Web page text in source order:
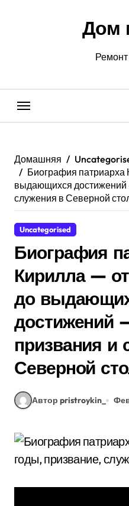
Дом
Ремонт
Домашняя
Биография патриарха
выдающихся достижений
служения в Северной
Uncategorised
Биография
Кирилла —
до
достижений
призвания и
Северной
Автор pristroykin_